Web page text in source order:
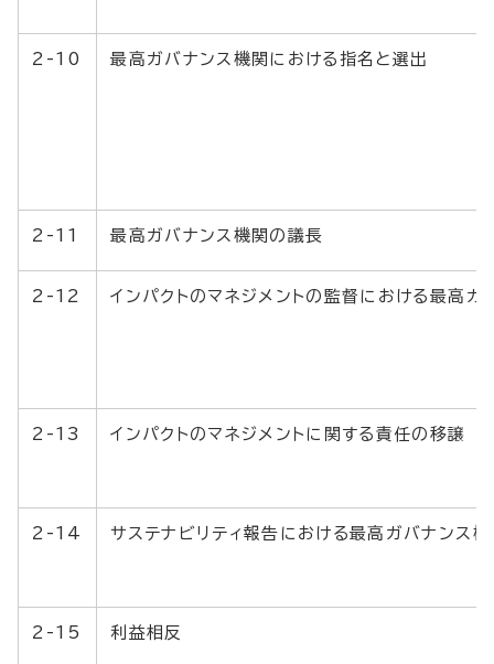
2-10 最高ガバナンス機関における指名と選出
2-11 最高ガバナンス機関の議長
2-12 インパクトのマネジメントの監督における最高
2-13 インパクトのマネジメントに関する責任の移譲
2-14 サステナビリティ報告における最高ガバナンス
2-15 利益相反